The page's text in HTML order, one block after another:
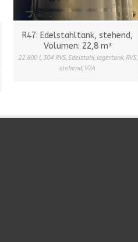
R47: Edelstahltank, stehend,
Volumen: 22,8 m³
22.800 l, 304 RVS,Edelstahl, lagertank,RVS,
stehend, V2A